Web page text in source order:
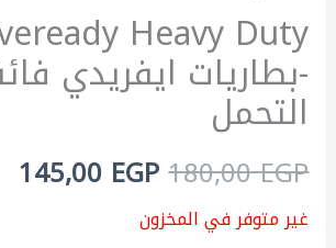
Heavy Duty
-بطاريات ايفريدي
التحمل
180,00EGP
145,00 EGP
غير متوفر في المخزون